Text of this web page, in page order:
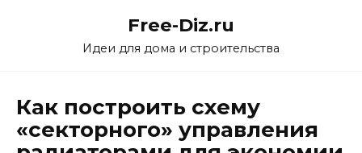
Free-Diz.ru
Идеи для дома и строительства
Как построить схему
«секторного» управления